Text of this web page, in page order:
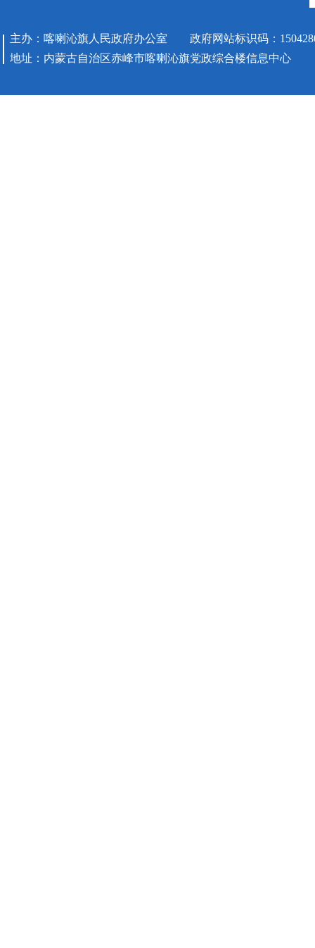
主办：喀喇沁旗人民政府办公室 政府网站标识码：
地址：内蒙古自治区赤峰市喀喇沁旗党政综合楼信息中心